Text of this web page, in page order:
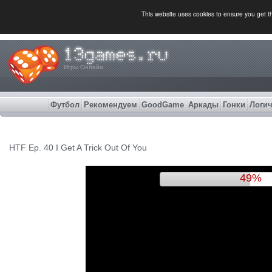
This website uses cookies to ensure you get
Игры Онлайн
Футбол Рекомендуем GoodGame Аркады Гонки
HTF Ep. 40 I Get A Trick Out Of You
52%